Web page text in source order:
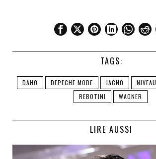
TAGS:
DAHO DEPECHE MODE JACNO
REBOTINI
WAGNER
LIRE AUSSI